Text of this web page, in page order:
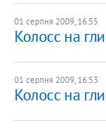
01 серпня 2009, 16:55
Колосс на
01 серпня 2009, 16:53
Колосс на